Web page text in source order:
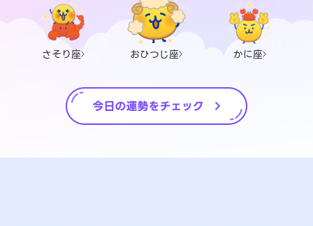
さそり座 おひつじ座 かに座